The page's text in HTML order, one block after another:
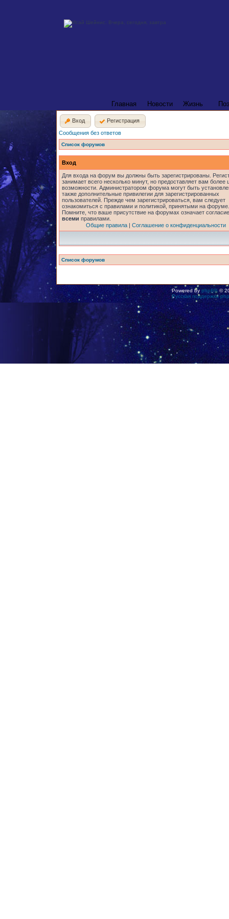
Главная Новости Жизнь
Вход
Регистрация
Сообщения без ответов
Список форумов
Вход
Для входа на форум вы должны быть зарегистрированы.
занимает всего несколько минут, но предоставляет вам более
возможности. Администратором форума могут быть
также дополнительные привилегии для зарегистрированных
пользователей. Прежде чем зарегистрироваться, вам следует
ознакомиться с правилами и политикой, принятыми на форуме.
Помните, что ваше присутствие на форумах означает
всеми правилами.
Общие правила | Соглашение о конфиденциальности
Список форумов
Powered byphpBB©
Русская поддержка